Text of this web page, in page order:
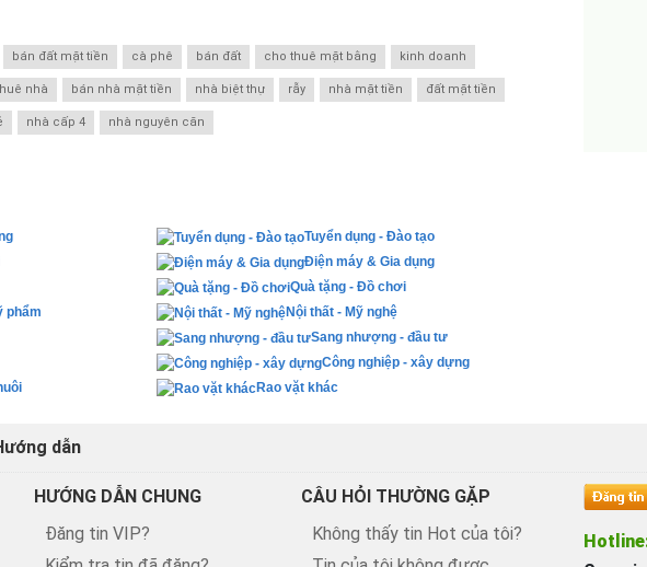
bán đất mặt tiền cà phê bán đất cho thuê mặt bằng kinh doanh
nhà bán nhà mặt tiền nhà biệt thự rẫy nhà mặt tiền đất mặt tiền
nhà cấp 4 nhà nguyên căn
Tuyển dụng - Đào tạo
Điện máy & Gia dụng
Quà tặng - Đồ chơi
phẩm
Nội thất - Mỹ nghệ
Sang nhượng - đầu tư
Công nghiệp - xây dựng
Rao vặt khác
dẫn
HƯỚNG DẪN CHUNG
Đăng tin VIP?
CÂU HỎI THƯỜNG GẶP
Không thấy tin Hot của tôi?